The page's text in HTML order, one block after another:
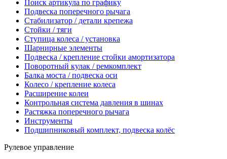
Поиск артикула по графику
Подвеска поперечного рычага
Стабилизатор / детали крепежа
Стойки / тяги
Ступица колеса / установка
Шарнирные элементы
Подвеска / крепление стойки амортизатора
Поворотный кулак / ремкомплект
Балка моста / подвеска оси
Колесо / крепление колеса
Расширение колеи
Контрольная система давления в шинах
Растяжка поперечного рычага
Инструменты
Подшипниковый комплект, подвеска колёс
Рулевое управление